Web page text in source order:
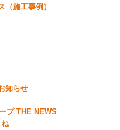
（施工事例）
知らせ
プ THE NEWS